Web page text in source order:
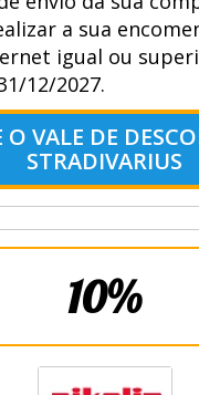
a sua
igual ou
12/2027.
O VALE DE
STRADIVARIUS
10%